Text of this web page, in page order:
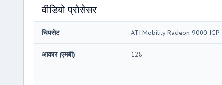
वीडियो प्रोसेसर
चिपसेट ATI Mobility Radeon 9000 IGP
आकार (एमबी) 128